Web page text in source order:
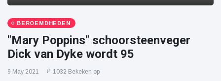
BEROEMDHEDEN
"Mary Poppins" schoorsteenveger
Dick van Dyke wordt 95
9 May 2021 1032 Bekeken op